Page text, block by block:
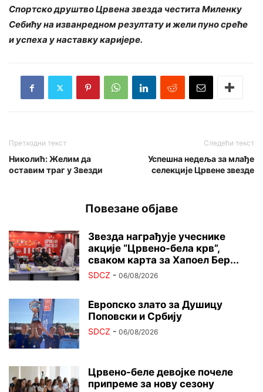
Спортско друштво Црвена звезда честита Миленку
Себићу на изванредном резултату и жели пуно среће
и успеха у наставку каријере.
Претходни текст
Николић: Желим да
оставим траг у Звезди
Следећи текст
Успешна недеља за млађе
селекције Црвене звезде
Повезане објаве
Звезда награђује учеснике
акције “Црвено-бела крв”,
сваком карта за Хапоел Бер...
SDCZ - 06/08/2026
Европско злато за Душицу
Поповски и Србију
SDCZ - 06/08/2026
Црвено-беле девојке почеле
припреме за нову сезону